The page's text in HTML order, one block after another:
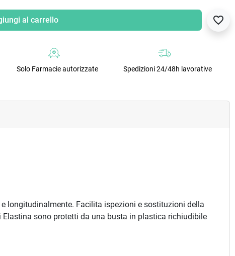
al carrello favorite_border
Solo Farmacie autorizzate Spedizioni 24/48h lavorative
longitudinalmente. Facilita ispezioni e sostituzioni della
sono protetti da una busta in plastica richiudibile